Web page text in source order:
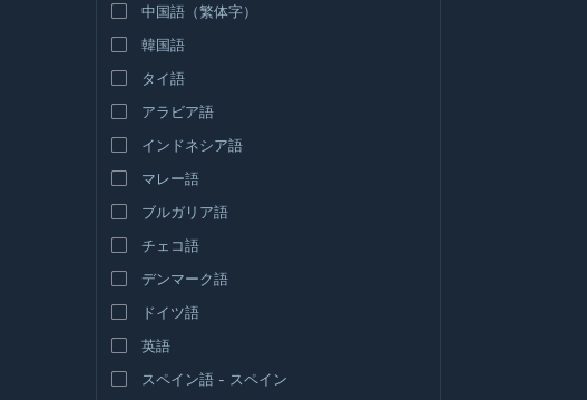
中国語（繁体字）
韓国語
タイ語
アラビア語
インドネシア語
マレー語
ブルガリア語
チェコ語
デンマーク語
ドイツ語
英語
スペイン語 - スペイン